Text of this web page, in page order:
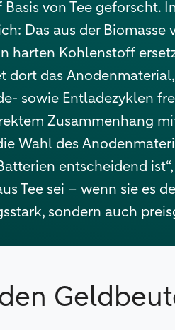
von Tee geforscht.
Das aus der Biomasse
harten Kohlenstoff
dort das
sowie Entladezyklen
Zusammenhang
Wahl des
entscheidend
Tee sei – wenn sie es
sondern auch